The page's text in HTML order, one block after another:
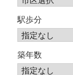
駅歩分
築年数